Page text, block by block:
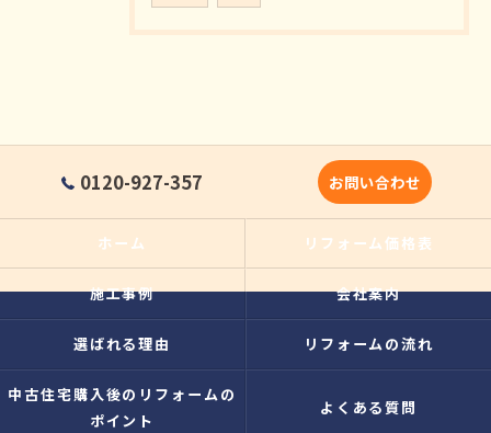
0120-927-357 お問い合わせ
ホーム リフォーム価格表
施工事例 会社案内
選ばれる理由 リフォームの流れ
中古住宅購入後のリフォームの
ポイント
よくある質問